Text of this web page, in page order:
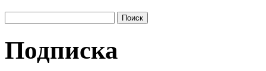
Подписка